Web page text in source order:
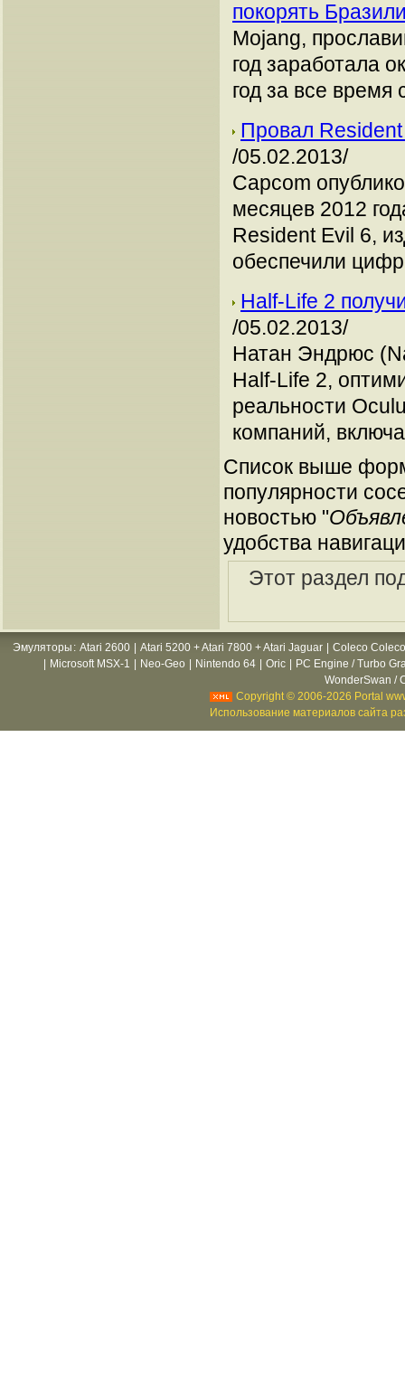
покорять
Mojang,
год заработала
год за все время
Провал
/05.02.2013/
Capcom
месяцев 2012
Resident Evil 6,
обеспечили
Half-Life 2
/05.02.2013/
Натан Эндрюс
Half-Life 2,
реальности
компаний,
Список выше
популярности
новостью "
удобства
Этот раздел
Эмуляторы : Atari 2600 Atari 5200 + Atari 7800 + Atari Jaguar
Coleco
Microsoft MSX-1 Neo-Geo Nintendo 64 Oric
PC Engine / Turbo
WonderSwan /
Copyright © 2006-2026 Portal
Использование материалов сайта